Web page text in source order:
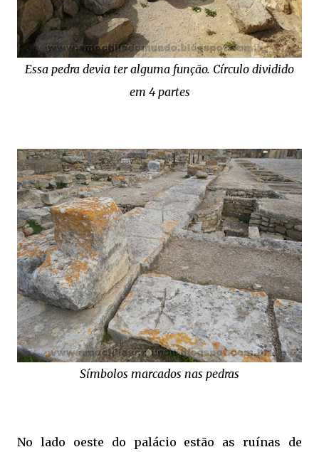
Essa pedra devia ter alguma função. Círculo dividido
em 4 partes
Símbolos marcados nas pedras
No lado oeste do palácio estão as ruínas de